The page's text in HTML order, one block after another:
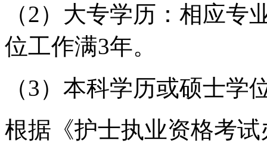
（2）大专学历：相应
位工作满3年。
（3）本科学历或硕士
根据《护士执业资格考